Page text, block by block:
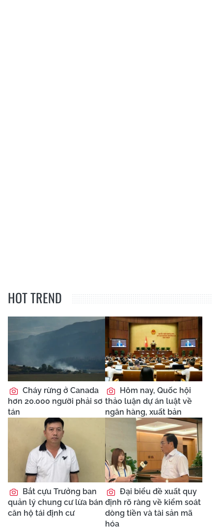
HOT TREND
Cháy rừng ở Canada
hơn 20.000 người phải sơ
tán
Hôm nay, Quốc hội
thảo luận dự án luật về
ngân hàng, xuất bản
Bắt cựu Trưởng ban
quản lý chung cư lừa bán
căn hộ tái định cư
Đại biểu đề xuất quy
định rõ ràng về kiểm soát
dòng tiền và tài sản mã
hóa